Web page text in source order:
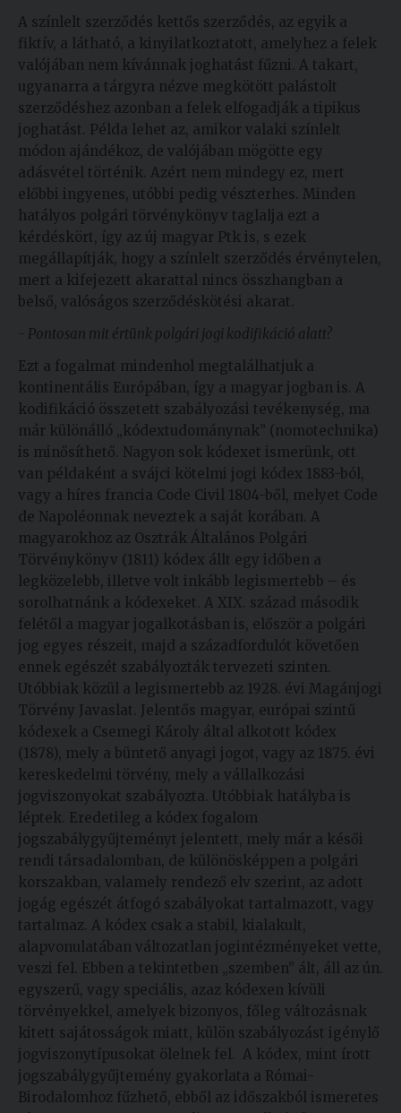
A színlelt szerződés kettős szerződés, az egyik a
fiktív, a látható, a kinyilatkoztatott, amelyhez a felek
valójában nem kívánnak joghatást fűzni. A takart,
ugyanarra a tárgyra nézve megkötött palástolt
szerződéshez azonban a felek elfogadják a tipikus
joghatást. Példa lehet az, amikor valaki színlelt
módon ajándékoz, de valójában mögötte egy
adásvétel történik. Azért nem mindegy ez, mert
előbbi ingyenes, utóbbi pedig vészterhes. Minden
hatályos polgári törvénykönyv taglalja ezt a
kérdéskört, így az új magyar Ptk is, s ezek
megállapítják, hogy a színlelt szerződés érvénytelen,
mert a kifejezett akarattal nincs összhangban a
belső, valóságos szerződéskötési akarat.
- Pontosan mit értünk polgári jogi kodifikáció alatt?
Ezt a fogalmat mindenhol megtalálhatjuk a
kontinentális Európában, így a magyar jogban is. A
kodifikáció összetett szabályozási tevékenység, ma
már különálló „kódextudománynak” (nomotechnika)
is minősíthető. Nagyon sok kódexet ismerünk, ott
van példaként a svájci kötelmi jogi kódex 1883-ból,
vagy a híres francia Code Civil 1804-ből, melyet Code
de Napoléonnak neveztek a saját korában. A
magyarokhoz az Osztrák Általános Polgári
Törvénykönyv (1811) kódex állt egy időben a
legközelebb, illetve volt inkább legismertebb – és
sorolhatnánk a kódexeket. A XIX. század második
felétől a magyar jogalkotásban is, először a polgári
jog egyes részeit, majd a századfordulót követően
ennek egészét szabályozták tervezeti szinten.
Utóbbiak közül a legismertebb az 1928. évi Magánjogi
Törvény Javaslat. Jelentős magyar, európai szintű
kódexek a Csemegi Károly által alkotott kódex
(1878), mely a büntető anyagi jogot, vagy az 1875. évi
kereskedelmi törvény, mely a vállalkozási
jogviszonyokat szabályozta. Utóbbiak hatályba is
léptek. Eredetileg a kódex fogalom
jogszabálygyűjteményt jelentett, mely már a késői
rendi társadalomban, de különösképpen a polgári
korszakban, valamely rendező elv szerint, az adott
jogág egészét átfogó szabályokat tartalmazott, vagy
tartalmaz. A kódex csak a stabil, kialakult,
alapvonulatában változatlan jogintézményeket vette,
veszi fel. Ebben a tekintetben „szemben” ált, áll az ún.
egyszerű, vagy speciális, azaz kódexen kívüli
törvényekkel, amelyek bizonyos, főleg változásnak
kitett sajátosságok miatt, külön szabályozást igénylő
jogviszonytípusokat ölelnek fel.
A kódex, mint írott
jogszabálygyűjtemény gyakorlata a Római-
Birodalomhoz fűzhető, ebből az időszakból ismeretes